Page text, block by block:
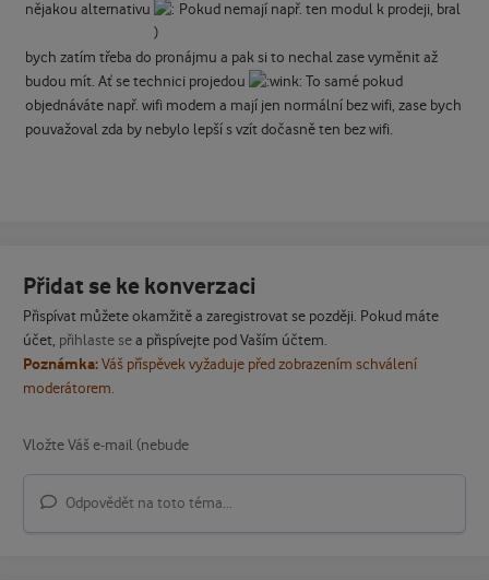
nějakou alternativu
Pokud nemají např. ten modul k prodeji, bral
bych zatím třeba do pronájmu a pak si to nechal zase vyměnit až
budou mít. Ať se technici projedou
To samé pokud
objednáváte např. wifi modem a mají jen normální bez wifi, zase bych
pouvažoval zda by nebylo lepší s vzít dočasně ten bez wifi.
Přidat se ke konverzaci
Přispívat můžete okamžitě a zaregistrovat se později. Pokud máte
účet, přihlaste sea přispívejte pod Vaším účtem.
Poznámka:Váš příspěvek vyžaduje před zobrazením schválení
moderátorem.
Odpovědět na toto téma...